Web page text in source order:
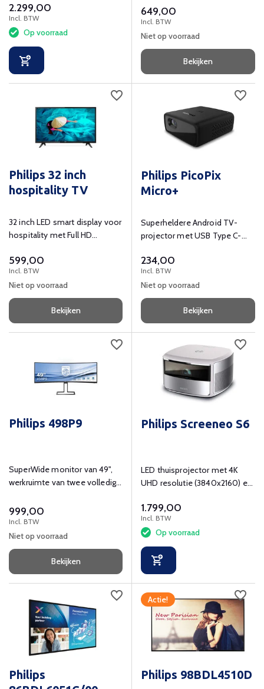
2.299,00
Incl. BTW
Op voorraad
649,00
Incl. BTW
Niet op voorraad
Bekijken
Philips 32 inch
hospitality TV
32 inch LED smart display voor
hospitality met Full HD
599,00
Incl. BTW
Niet op voorraad
Bekijken
Philips PicoPix
Micro+
Superheldere Android TV-
projector met USB Type C-
234,00
Incl. BTW
Niet op voorraad
Bekijken
Philips 498P9
SuperWide monitor van 49",
werkruimte van twee volledige
999,00
Incl. BTW
Niet op voorraad
Bekijken
Philips Screeneo S6
LED thuisprojector met 4K
UHD resolutie (3840x2160) en
1.799,00
Incl. BTW
Op voorraad
Philips
Actie!
Philips 98BDL4510D